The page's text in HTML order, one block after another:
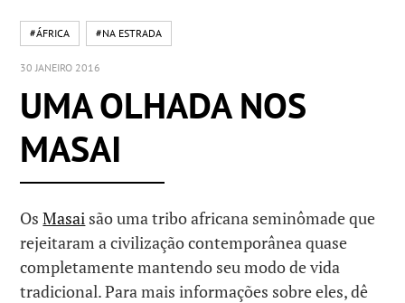
#ÁFRICA #NA ESTRADA
30 JANEIRO 2016
UMA OLHADA NOS
MASAI
OsMasai são uma tribo africana seminômade que
rejeitaram a civilização contemporânea quase
completamente mantendo seu modo de vida
tradicional. Para mais informações sobre eles, dê